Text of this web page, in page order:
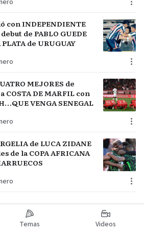
con INDEPENDIENTE
de PABLO GUEDE
de URUGUAY
MEJORES de
COSTA DE MARFIL con
VENGA SENEGAL
de LUCA ZIDANE
de la COPA AFRICANA
Temas Videos